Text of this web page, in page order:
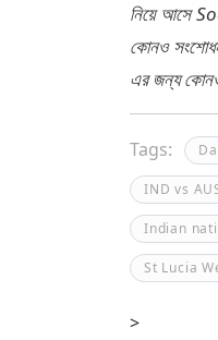
নিয়ে আসে
কোনও
এর জন্য কোনও
Tags:
IND vs
Indian
St Lucia
>